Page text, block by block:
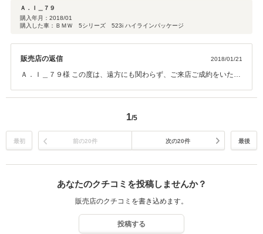
わせをした結果、まだ商談可能との返答でしたので早速商談をお願いしまし
た。 ご担当頂いた営業の田渕さんのご対応も素晴らしく、購入の際のわがま
まも色々と聞いて頂き商談から納車まで手際良く進めて頂けました。 肝心な
た。 想定よりもかなり綺麗な外観と、乗り出し後の長時間走行でも全く問題
し。 予め用意しておいたCarly for BMWでの診断でのフォルトコードも何も
考えてますので、その際はまた宜しくお願いします。
Ａ．Ｉ＿７９
購入年月： 2018/01
購入した車：ＢＭＷ 5シリーズ 523i ハイラインパッケージ
販売店の返信 2018/01/21
Ａ．Ｉ＿７９様 この度は、遠方にも関わらず、ご来店ご成約をいただ
を見ずのご決断をいただき、ご不安もあったかと思いますが、喜んで
かと思いますが、オイル交換時期や車検満了時期などにはご案内させ
ていただきたいと思っております。 Ａ．Ｉ＿７９様、今後のカーライ
フを楽しんでいただければ幸いです。 有難う御座いました。
1/5
最初 前の20件 次の20件 最後
あなたのクチコミを投稿しませんか？
販売店のクチコミを書き込めます。
投稿する